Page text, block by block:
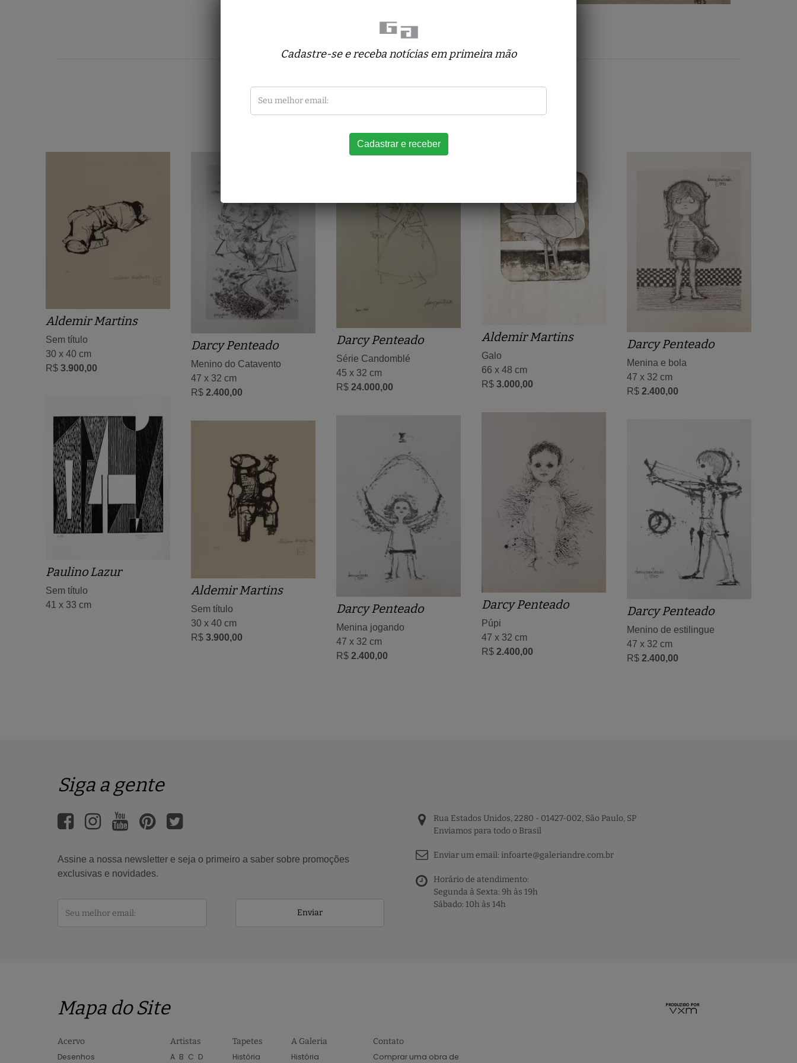
Aldemir Martins
Sem título
30 x 40 cm
R$ 3.900,00
Darcy Penteado
Menino do Catavento
47 x 32 cm
R$ 2.400,00
Darcy Penteado
Série Candomblé
45 x 32 cm
R$ 24.000,00
Aldemir Martins
Galo
66 x 48 cm
R$ 3.000,00
Darcy Penteado
Menina e bola
47 x 32 cm
R$ 2.400,00
Paulino Lazur
Sem título
41 x 33 cm
Darcy Penteado
Púpi
47 x 32 cm
R$ 2.400,00
Darcy Penteado
Menina jogando
47 x 32 cm
R$ 2.400,00
Darcy Penteado
Menino de estilingue
47 x 32 cm
R$ 2.400,00
Aldemir Martins
Sem título
30 x 40 cm
R$ 3.900,00
Siga a gente
Assine a nossa newsletter e seja o primeiro a saber sobre promoções
exclusivas e novidades.
Enviar
Rua Estados Unidos, 2280 - 01427-002, São Paulo, SP
Enviamos para todo o Brasil
Enviar um email: infoarte@galeriandre.com.br
Horário de atendimento:
Segunda à Sexta: 9h às 19h
Sábado: 10h às 14h
Mapa do Site
Acervo
Desenhos
Artistas
A B C D
Tapetes
História
A Galeria
História
Contato
Comprar uma obra de
Cadastre-se e receba notícias em primeira mão